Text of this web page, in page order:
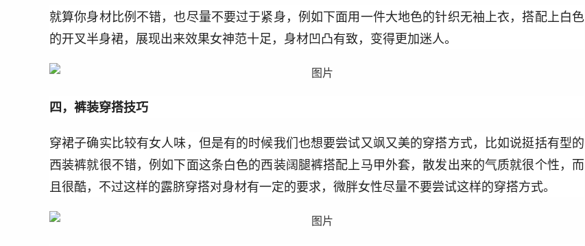
就算你身材比例不错，也尽量不要过于紧身，例如下面用一件大地色的针织无袖上衣，搭配上白色
的开叉半身裙，展现出来效果女神范十足，身材凹凸有致，变得更加迷人。
四，裤装穿搭技巧
穿裙子确实比较有女人味，但是有的时候我们也想要尝试又飒又美的穿搭方式，比如说挺括有型的
西装裤就很不错，例如下面这条白色的西装阔腿裤搭配上马甲外套，散发出来的气质就很个性，而
且很酷，不过这样的露脐穿搭对身材有一定的要求，微胖女性尽量不要尝试这样的穿搭方式。